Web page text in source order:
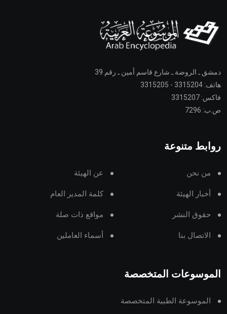
دمشق ـ الروضة ـ شارع قاسم أمين ـ رقم 39
هاتف: 3315204 - 3315205
فاكس: 3315207
ص.ب: 7296
روابط متنوعة
من نحن عن الهيئة
أخبار الهيئة كلمة المدير العام
حقوق النشر مواقع ذات صلة
الاتصال بنا أسماء العاملين
الموسوعات المتخصصة
الموسوعة الطبية المتخصصة